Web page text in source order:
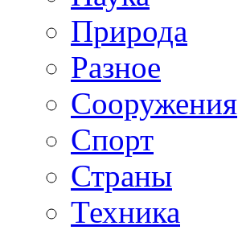
Природа
Разное
Сооружения
Спорт
Страны
Техника